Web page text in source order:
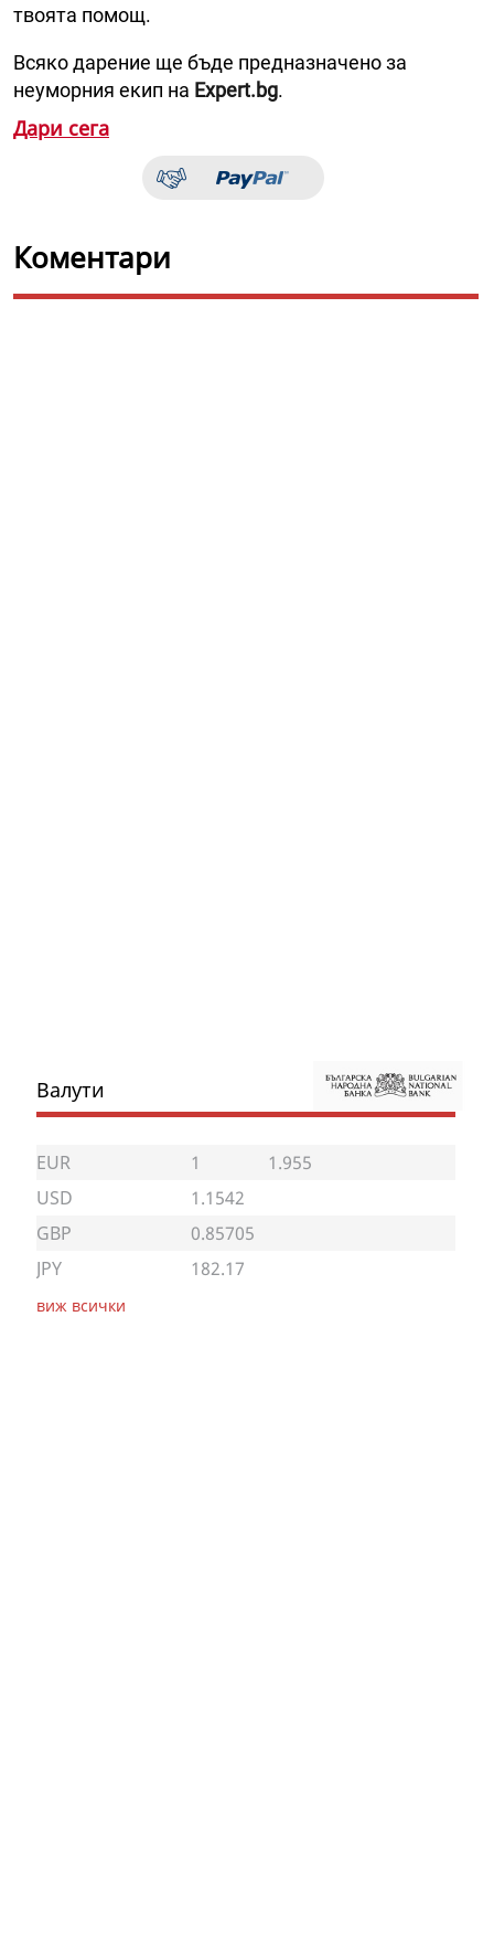
твоята помощ.
Всяко дарение ще бъде предназначено за
неуморния екип на Expert.bg.
Дари сега
Коментари
Валути
EUR 1
1.955
USD
1.1542
GBP
0.85705
JPY
182.17
виж всички